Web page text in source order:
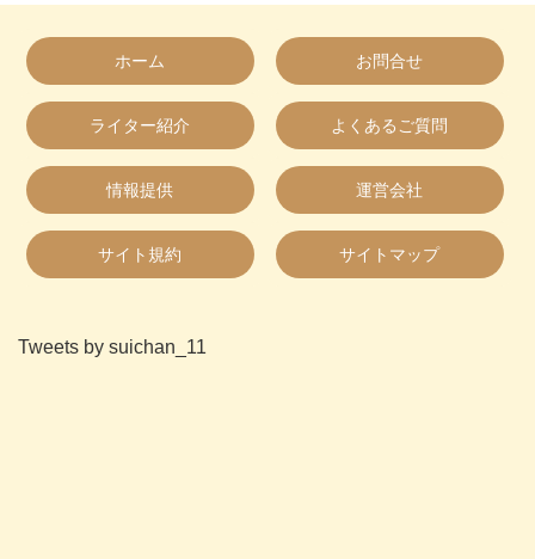
ホーム お問合せ
ライター紹介 よくあるご質問
情報提供 運営会社
サイト規約 サイトマップ
Tweets by suichan_11